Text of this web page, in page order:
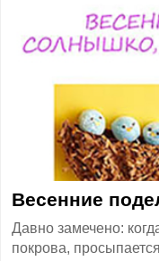
Весенние
Давно замечено:
покрова,